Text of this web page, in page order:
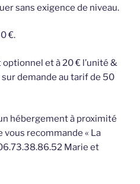
sans exigence de niveau.
€.
et à 20 € l’unité &
demande au tarif de 50
hébergement à proximité
vous recommande « La
Marie et